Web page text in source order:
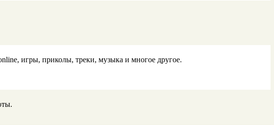
игры, приколы, треки, музыка и многое другое.